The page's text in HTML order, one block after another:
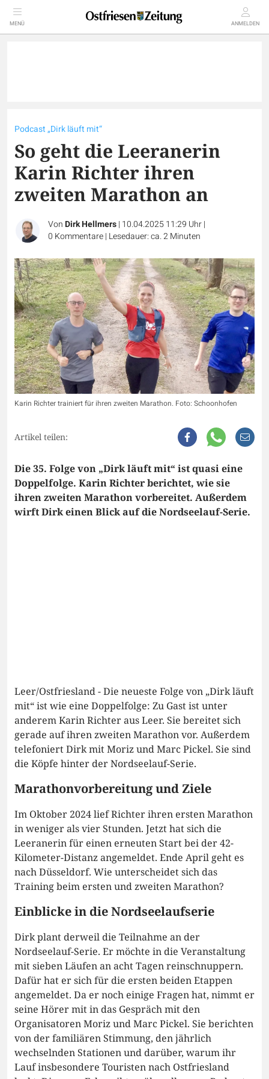
MENÜ ANMELDEN
Podcast „Dirk läuft mit“
So geht die Leeranerin
Karin Richter ihren
zweiten Marathon an
VonDirk Hellmers| 10.04.2025 11:29 Uhr|
0 Kommentare| Lesedauer: ca. 2 Minuten
Karin Richter trainiert für ihren zweiten Marathon. Foto: Schoonhofen
Artikel teilen:
Die 35. Folge von „Dirk läuft mit“ ist quasi eine
Doppelfolge. Karin Richter berichtet, wie sie
ihren zweiten Marathon vorbereitet. Außerdem
wirft Dirk einen Blick auf die Nordseelauf-Serie.
Leer/Ostfriesland - Die neueste Folge von „Dirk läuft
mit“ ist wie eine Doppelfolge: Zu Gast ist unter
anderem Karin Richter aus Leer. Sie bereitet sich
gerade auf ihren zweiten Marathon vor. Außerdem
telefoniert Dirk mit Moriz und Marc Pickel. Sie sind
die Köpfe hinter der Nordseelauf-Serie.
Marathonvorbereitung und Ziele
Im Oktober 2024 lief Richter ihren ersten Marathon
in weniger als vier Stunden. Jetzt hat sich die
Leeranerin für einen erneuten Start bei der 42-
Kilometer-Distanz angemeldet. Ende April geht es
nach Düsseldorf. Wie unterscheidet sich das
Training beim ersten und zweiten Marathon?
Einblicke in die Nordseelaufserie
Dirk plant derweil die Teilnahme an der
Nordseelauf-Serie. Er möchte in die Veranstaltung
mit sieben Läufen an acht Tagen reinschnuppern.
Dafür hat er sich für die ersten beiden Etappen
angemeldet. Da er noch einige Fragen hat, nimmt er
seine Hörer mit in das Gespräch mit den
Organisatoren Moriz und Marc Pickel. Sie berichten
von der familiären Stimmung, den jährlich
wechselnden Stationen und darüber, warum ihr
Lauf insbesondere Touristen nach Ostfriesland